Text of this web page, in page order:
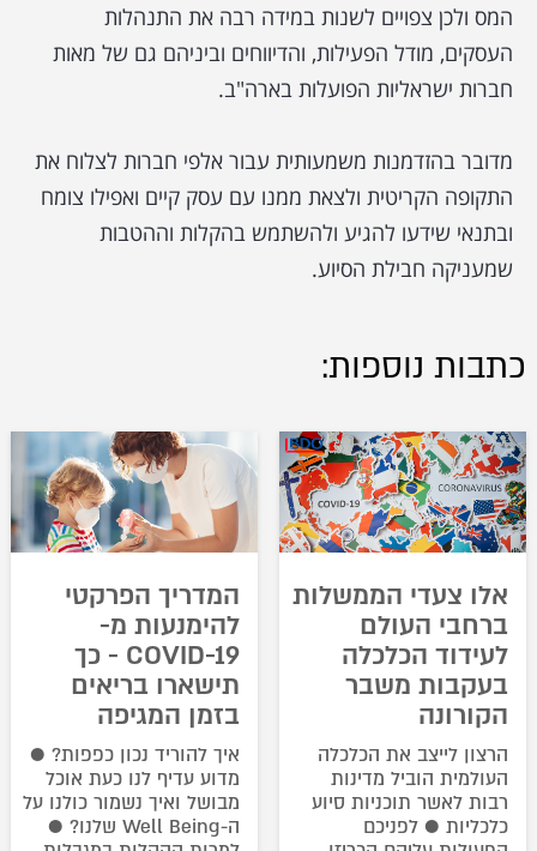
המס ולכן צפויים לשנות במידה רבה את התנהלות
העסקים, מודל הפעילות, והדיווחים וביניהם גם של מאות
חברות ישראליות הפועלות בארה"ב.
מדובר בהזדמנות משמעותית עבור אלפי חברות לצלוח את
התקופה הקריטית ולצאת ממנו עם עסק קיים ואפילו צומח
ובתנאי שידעו להגיע ולהשתמש בהקלות וההטבות
שמעניקה חבילת הסיוע.
כתבות נוספות:
אלו צעדי הממשלות
ברחבי העולם
לעידוד הכלכלה
בעקבות משבר
הקורונה
הרצון לייצב את הכלכלה
העולמית הוביל מדינות
רבות לאשר תוכניות סיוע
כלכליות ● לפניכם
המדריך הפרקטי
להימנעות מ-
COVID-19 - כך
תישארו בריאים
בזמן המגיפה
איך להוריד נכון כפפות? ●
מדוע עדיף לנו כעת אוכל
מבושל ואיך נשמור כולנו על
ה-Well Being שלנו? ●